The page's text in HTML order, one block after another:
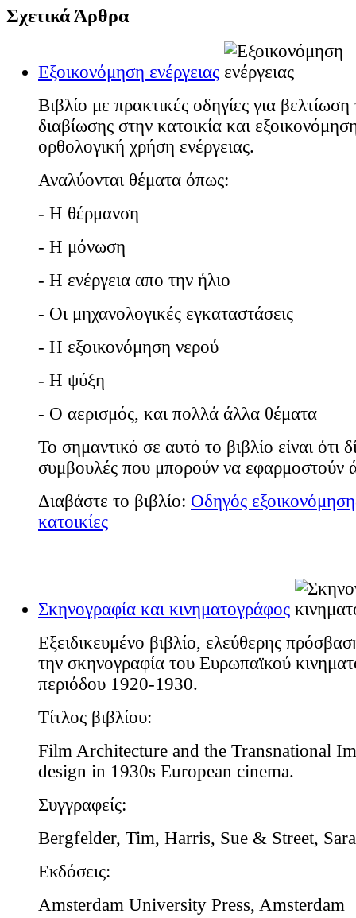
Σχετικά Άρθρα
Εξοικονόμηση ενέργειας
Βιβλίο με πρακτικές οδηγίες για
διαβίωσης στην κατοικία και
ορθολογική χρήση ενέργειας.
Αναλύονται θέματα όπως:
- Η θέρμανση
- Η μόνωση
- Η ενέργεια απο την ήλιο
- Οι μηχανολογικές εγκαταστάσεις
- Η εξοικονόμηση νερού
- Η ψύξη
- Ο αερισμός, και πολλά άλλα θέματα
Το σημαντικό σε αυτό το βιβλίο είναι ότι
συμβουλές που μπορούν να εφαρμοστούν
Διαβάστε το βιβλίο: Οδηγός
κατοικίες
Σκηνογραφία και κινηματογράφος
Εξειδικευμένο βιβλίο, ελεύθερης
την σκηνογραφία του Ευρωπαϊκού
περιόδου 1920-1930.
Τίτλος βιβλίου:
Film Architecture and the Transnational
design in 1930s European cinema.
Συγγραφείς:
Bergfelder, Tim, Harris, Sue & Street,
Εκδόσεις:
Amsterdam University Press, Amsterdam